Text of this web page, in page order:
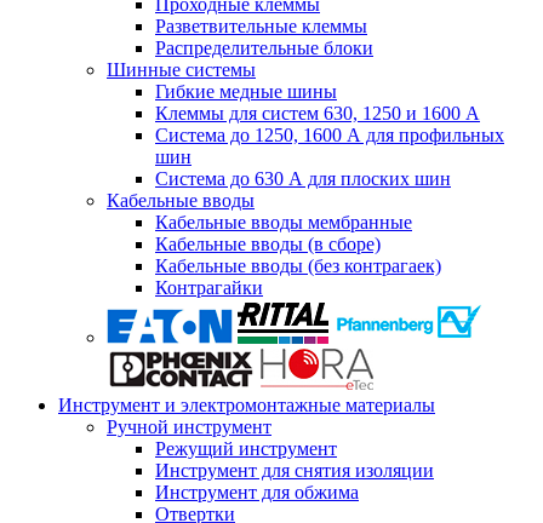
Проходные клеммы
Разветвительные клеммы
Распределительные блоки
Шинные системы
Гибкие медные шины
Клеммы для систем 630, 1250 и 1600 А
Система до 1250, 1600 А для профильных
шин
Система до 630 А для плоских шин
Кабельные вводы
Кабельные вводы мембранные
Кабельные вводы (в сборе)
Кабельные вводы (без контрагаек)
Контрагайки
Инструмент и электромонтажные материалы
Ручной инструмент
Режущий инструмент
Инструмент для снятия изоляции
Инструмент для обжима
Отвертки